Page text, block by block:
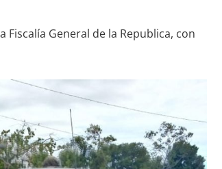
General de la Republica, con